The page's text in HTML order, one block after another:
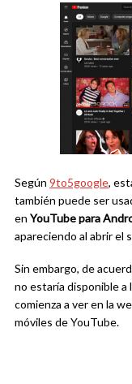
Según 9to5google,
también puede ser
en YouTube para
apareciendo al abrir el
Sin embargo, de
no estaría disponible a
comienza a ver en la
móviles de YouTube.